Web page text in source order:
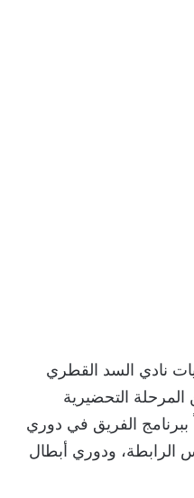
نادي السد القطري
بداية من المرحلة التحضيرية
ببرنامج الفريق في دوري
الرابطة، ودوري أبطال